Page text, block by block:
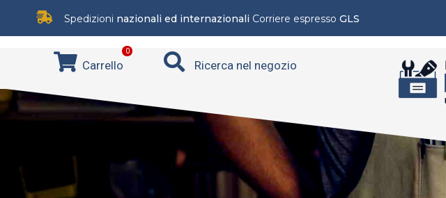
Spedizioni nazionali ed internazionali Corriere espresso GLS
0
Carrello Ricerca nel negozio